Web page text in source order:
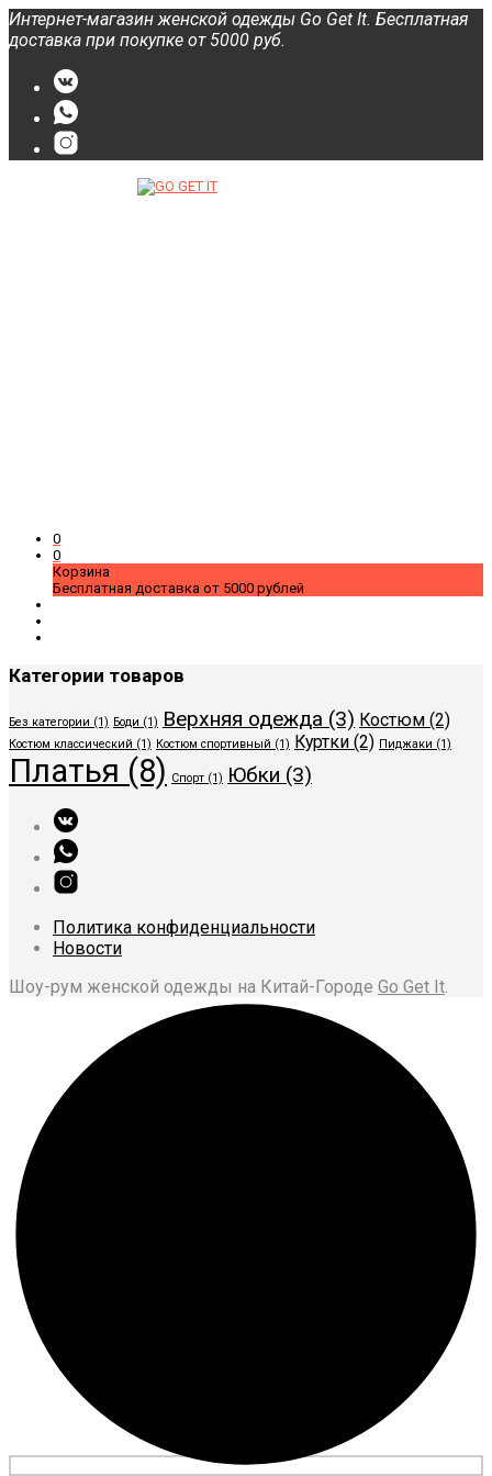
Интернет-магазин женской одежды Go Get It. Бесплатная
доставка при покупке от 5000 руб.
0
0
Корзина
Бесплатная доставка от 5000 рублей
Категории товаров
Без категории (1) Боди (1) Верхняя одежда (3) Костюм (2)
Костюм классический (1) Костюм спортивный (1) Куртки (2) Пиджаки (1)
Платья (8) Спорт (1) Юбки (3)
Политика конфиденциальности
Новости
Шоу-рум женской одежды на Китай-Городе Go Get It